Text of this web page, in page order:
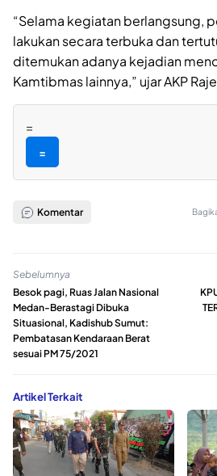
“Selama kegiatan berlangsung,
lakukan secara terbuka dan
ditemukan adanya kejadian
Kamtibmas lainnya,” ujar AKP
=
=
Komentar
Sebelumnya
Besok pagi, Ruas Jalan Nasional
Medan-Berastagi Dibuka
Situasional, Kadishub Sumut:
Pembatasan Kendaraan Berat
sesuai PM 75/2021
Artikel Terkait